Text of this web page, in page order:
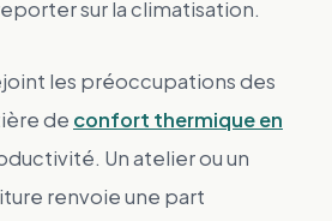
sur la climatisation.
les préoccupations des
de confort thermique en
Un atelier ou un
renvoie une part